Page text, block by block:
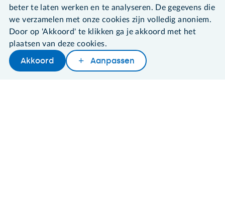
©2026 SeniorWeb
Algemene voorwaarden
beter te laten werken en te analyseren. De gegevens die
we verzamelen met onze cookies zijn volledig anoniem.
Door op 'Akkoord' te klikken ga je akkoord met het
plaatsen van deze cookies.
Akkoord Aanpassen